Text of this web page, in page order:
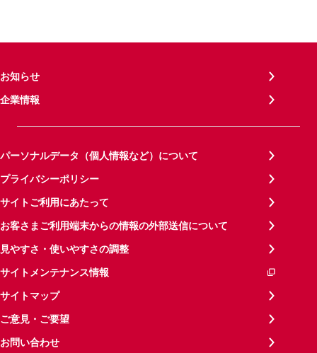
お知らせ
企業情報
パーソナルデータ（個人情報など）について
プライバシーポリシー
サイトご利用にあたって
お客さまご利用端末からの情報の外部送信について
見やすさ・使いやすさの調整
サイトメンテナンス情報
サイトマップ
ご意見・ご要望
お問い合わせ